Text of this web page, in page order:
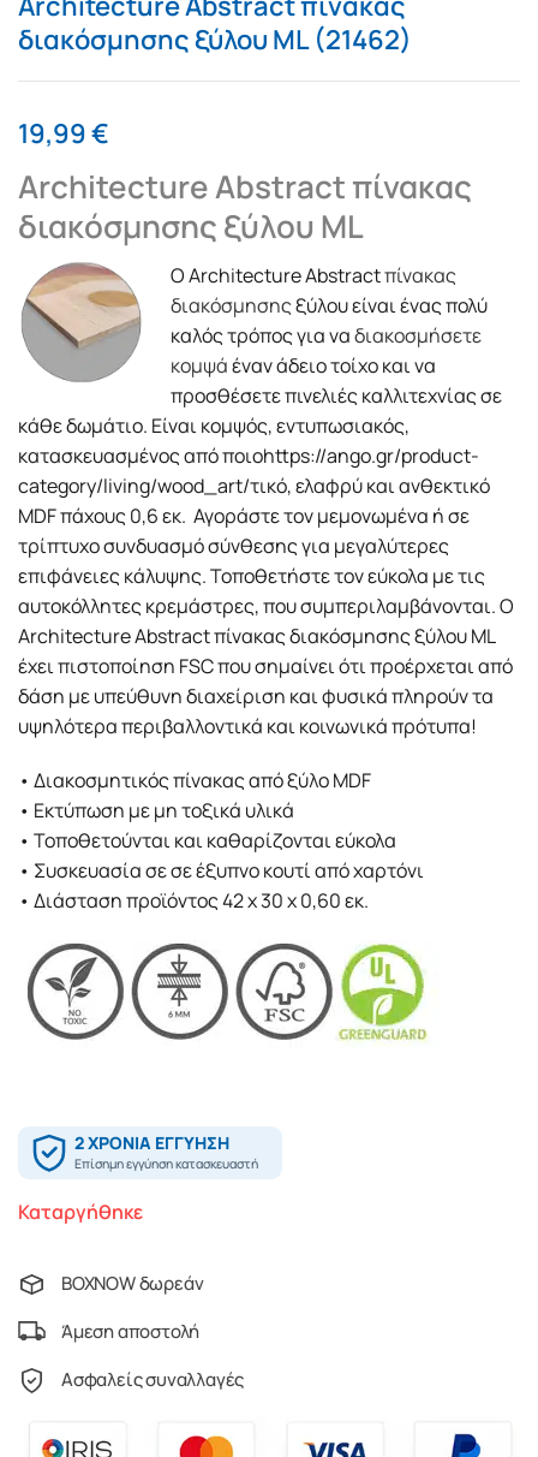
διακόσμησης ξύλου ML (21462)
19,99€
Architecture Abstract πίνακας
διακόσμησης ξύλου ML
Ο Architecture Abstractπίνακας
διακόσμησηςξύλου είναι ένας πολύ
καλός τρόπος για ναδιακοσμήσετε
κομψάέναν άδειο τοίχο και να
προσθέσετε πινελιές καλλιτεχνίας σε
κάθε δωμάτιο. Είναι κομψός, εντυπωσιακός,
κατασκευασμένος από ποιοhttps://ango.gr/product-
category/living/wood_art/τικό, ελαφρύ και ανθεκτικό
MDF πάχους 0,6 εκ. Αγοράστε τον μεμονωμένα ή σε
τρίπτυχο συνδυασμό σύνθεσης για μεγαλύτερες
επιφάνειες κάλυψης. Τοποθετήστε τον εύκολα με τις
αυτοκόλλητες κρεμάστρες, που συμπεριλαμβάνονται. Ο
Architecture Abstract πίνακας διακόσμησης ξύλου ML
έχει πιστοποίηση FSC που σημαίνει ότι προέρχεται από
δάση με υπεύθυνη διαχείριση και φυσικά πληρούν τα
υψηλότερα περιβαλλοντικά και κοινωνικά πρότυπα!
• Διακοσμητικός πίνακας από ξύλο MDF
• Εκτύπωση με μη τοξικά υλικά
• Τοποθετούνται και καθαρίζονται εύκολα
• Συσκευασία σε σε έξυπνο κουτί από χαρτόνι
• Διάσταση προϊόντος 42 x 30 x 0,60 εκ.
Καταργήθηκε
BOXNOW δωρεάν
Άμεση αποστολή
Ασφαλείς συναλλαγές